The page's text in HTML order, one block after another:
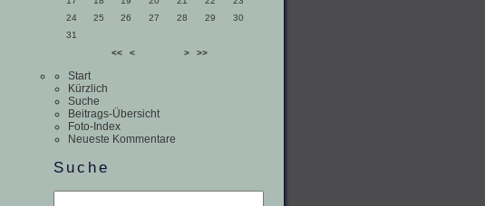
24
25 26 27 28 29
30
31
<<
< > >>
Start
Kürzlich
Suche
Beitrags-Übersicht
Foto-Index
Neueste Kommentare
Suche